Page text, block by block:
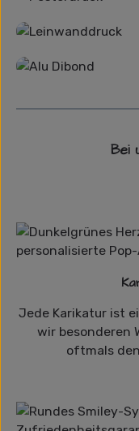
Bei
Jede Karikatur ist
wir besonderen
oftmals